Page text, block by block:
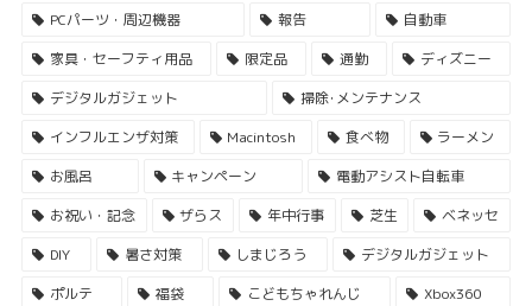
PCパーツ・周辺機器
報告
自動車
家具・セーフティ用品
限定品 通勤
ディズニー
デジタルガジェット
掃除･メンテナンス
インフルエンザ対策
Macintosh 食べ物
ラーメン
お風呂
キャンペーン
電動アシスト自転車
お祝い・記念
ザらス 年中行事 芝生
ベネッセ
DIY
暑さ対策 しまじろう
デジタルガジェット
ポルテ
福袋 こどもちゃれんじ
Xbox360